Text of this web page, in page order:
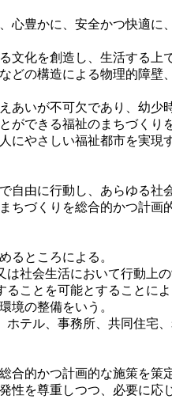
豊かに、安全かつ快適
化を創造し、生活する
の構造による物理的障
いが不可欠であり、幼
できる福祉のまちづく
やさしい福祉都市を実現
由に行動し、あらゆる
づくりを総合的かつ計
るところによる。
会生活において行動上の
とを可能とすることに
境の整備をいう。
ル、事務所、共同住宅
的かつ計画的な施策を策
を尊重しつつ、必要に応